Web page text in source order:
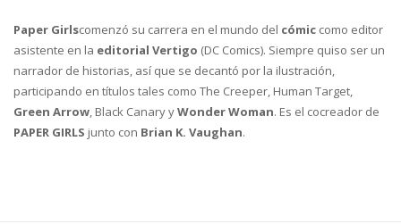
Paper Girlscomenzó su carrera en el mundo del cómic como editor
asistente en la editorial Vertigo (DC Comics). Siempre quiso ser un
narrador de historias, así que se decantó por la ilustración,
participando en títulos tales como The Creeper, Human Target,
Green Arrow, Black Canary yWonder Woman. Es el cocreador de
PAPER GIRLS junto con Brian K. Vaughan.